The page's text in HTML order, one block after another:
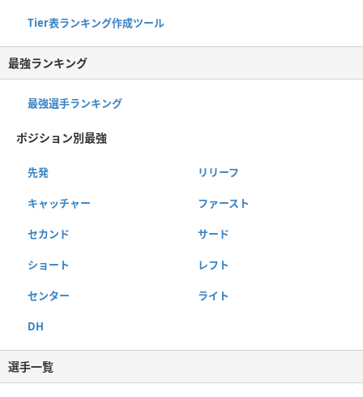
Tier表ランキング作成ツール
最強ランキング
最強選手ランキング
ポジション別最強
先発 リリーフ
キャッチャー ファースト
セカンド サード
ショート レフト
センター ライト
DH
選手一覧